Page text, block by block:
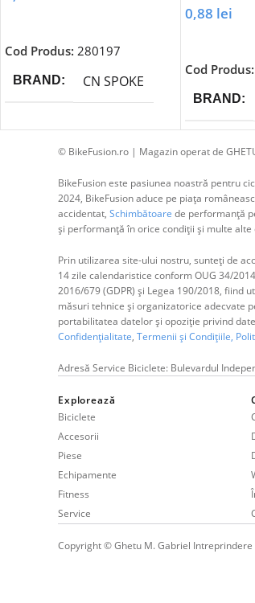
Cod Produs: 280197
BRAND CN SPOKE
0,88 lei
Cod Produs:
BRAND
© BikeFusion.ro | Magazin operat de
BikeFusion este pasiunea noastră pentru
2024, BikeFusion aduce pe piața
accidentat, Schimbătoare de performanță
și performanță în orice condiții și multe
Prin utilizarea site-ului nostru, sunteți de
14 zile calendaristice conform OUG 34/
2016/679 (GDPR) și Legea 190/2018,
măsuri tehnice și organizatorice adecvate
portabilitatea datelor și opoziție privind
Confidențialitate, Termenii și Condițiile,
Adresă Service Biciclete: Bulevardul
Explorează
Biciclete
Accesorii
Piese
Echipamente
Fitness
Service
Copyright © Ghetu M. Gabriel